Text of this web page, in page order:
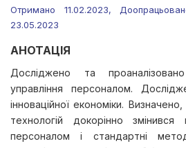
Отримано 11.02.2023,
23.05.2023
АНОТАЦІЯ
Досліджено та
управління персоналом.
інноваційної економіки.
технологій докорінно змінився
персоналом і стандартні